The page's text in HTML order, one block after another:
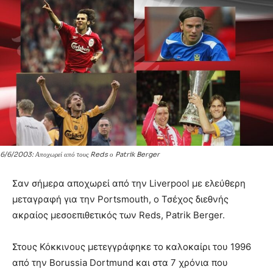
6/6/2003: Αποχωρεί από τους Reds ο Patrik Berger
Σαν σήμερα αποχωρεί από την Liverpool με ελεύθερη
μεταγραφή για την Portsmouth, ο Τσέχος διεθνής
ακραίος μεσοεπιθετικός των Reds, Patrik Berger.
Στους Κόκκινους μετεγγράφηκε το καλοκαίρι του 1996
από την Borussia Dortmund και στα 7 χρόνια που